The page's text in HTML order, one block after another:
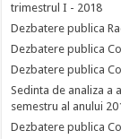
trimestrul I - 2018
Dezbatere publica
Dezbatere publica
Dezbatere publica
Sedinta de analiza a
semestru al anului
Dezbatere publica